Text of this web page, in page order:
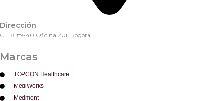
Dirección
Cl. 18 #9-40 Oficina 201, Bogotá
Marcas
TOPCON Healthcare
MediWorks
Medmont